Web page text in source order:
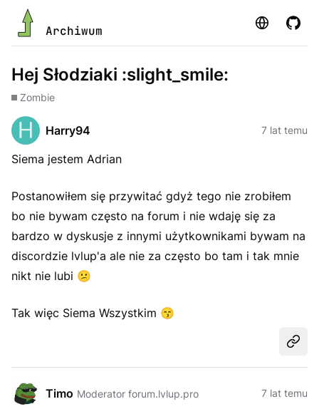
Archiwum Strona
Hej Słodziaki :slight_smile:
Zombie
Harry94 7 lat temu
Siema jestem Adrian
Postanowiłem się przywitać gdyż tego nie zrobiłem
bo nie bywam często na forum i nie wdaję się za
bardzo w dyskusje z innymi użytkownikami bywam na
discordzie lvlup'a ale nie za często bo tam i tak mnie
nikt nie lubi 😕
Tak więc Siema Wszystkim 😙
Timo Moderator forum.lvlup.pro 7 lat temu